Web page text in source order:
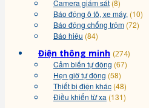
Camera giám sát (8)
Báo động ô tô, xe máy, (10)
Báo động chống trộm (72)
Báo hiệu (84)
Điện thông minh (274)
Cảm biến tự động (67)
Hẹn giờ tự động (58)
Thiết bị điện khác (48)
Điều khiển từ xa (131)